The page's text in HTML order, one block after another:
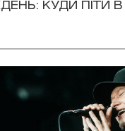
КУДИ ПІТИ В